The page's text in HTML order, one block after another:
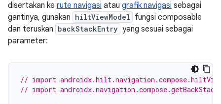
disertakan ke rute navigasi atau grafik navigasi sebagai
gantinya, gunakan hiltViewModel fungsi composable
dan teruskan backStackEntry yang sesuai sebagai
parameter:
// import
// import